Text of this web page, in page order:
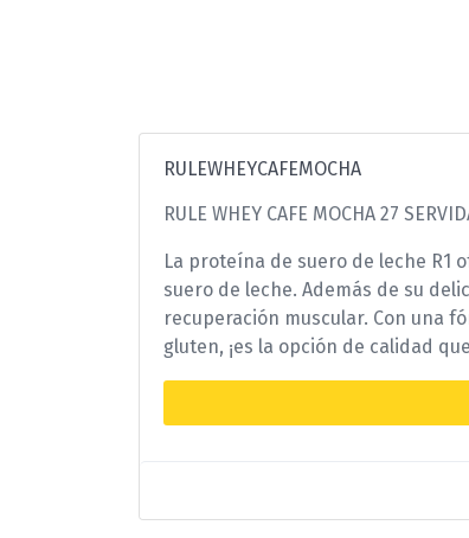
RULEWHEYCAFEMOCHA
RULE WHEY CAFE MOCHA 27
La proteína de suero de leche R1
suero de leche. Además de su
recuperación muscular. Con una
gluten, ¡es la opción de calidad